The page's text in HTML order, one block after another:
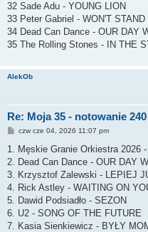
32 Sade Adu - YOUNG LION
33 Peter Gabriel - WON'T STAND
34 Dead Can Dance - OUR DAY
35 The Rolling Stones - IN THE
AlekOb
Re: Moja 35 - notowanie 240
P
s
czw cze 04, 2026 11:07 pm
1. Męskie Granie Orkiestra 2026
2. Dead Can Dance - OUR DAY
3. Krzysztof Zalewski - LEPIEJ
4. Rick Astley - WAITING ON
5. Dawid Podsiadło - SEZON
6. U2 - SONG OF THE FUTURE
7. Kasia Sienkiewicz - BYŁY